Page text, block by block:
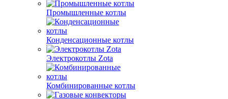
Промышленные котлы
Конденсационные котлы
Электрокотлы Zota
Комбинированные котлы